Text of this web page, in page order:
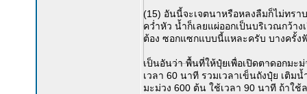
(15) อันนี้จะเจตนาหรือหลงลืมก็ไม่ทรา
คว่ำหัว น้ำก็เลยแผ่ออกเป็นบริเวณกว้า
ต้อง ซอกแซกแบบนี้แหละครับ บางครั้
เป็นอันว่า พื้นที่ให้ปุ๋ยเพื่อเปิดตาดอกมะ
เวลา 60 นาที รวมเวลาเข็นถังปุ๋ย เติ
มะม่วง 600 ต้น ใช้เวลา 90 นาที ถ้าใช้